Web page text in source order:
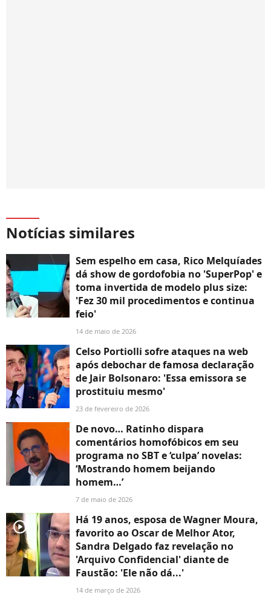
Notícias similares
Sem espelho em casa, Rico Melquíades
dá show de gordofobia no 'SuperPop' e
toma invertida de modelo plus size:
'Fez 30 mil procedimentos e continua
feio'
14 de maio de 2026
Celso Portiolli sofre ataques na web
após debochar de famosa declaração
de Jair Bolsonaro: 'Essa emissora se
prostituiu mesmo'
23 de fevereiro de 2026
De novo… Ratinho dispara
comentários homofóbicos em seu
programa no SBT e ‘culpa’ novelas:
‘Mostrando homem beijando
homem…’
7 de maio de 2026
player2
Há 19 anos, esposa de Wagner Moura,
favorito ao Oscar de Melhor Ator,
Sandra Delgado faz revelação no
'Arquivo Confidencial' diante de
Faustão: 'Ele não dá...'
14 de março de 2026